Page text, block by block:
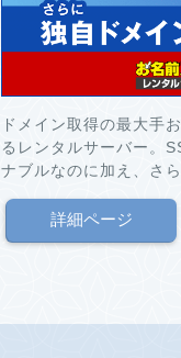
ドメイン取得の最大手
るレンタルサーバー。
ナブルなのに加え、さ
詳細ページ